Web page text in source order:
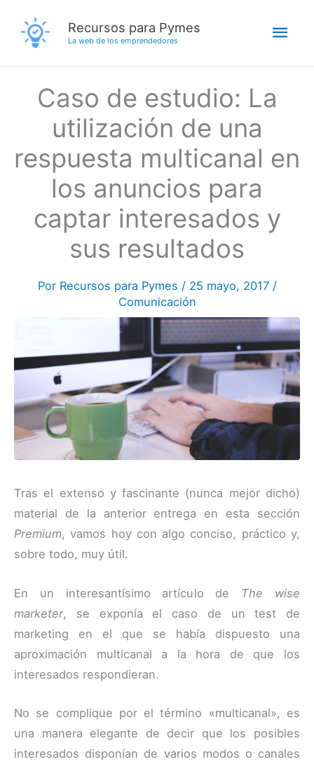
contenido
Recursos para Pymes
La web de los emprendedores
Caso de estudio: La
utilización de una
respuesta multicanal en
los anuncios para
captar interesados y
sus resultados
Por Recursos para Pymes / 25 mayo, 2017 /
Comunicación
Tras el extenso y fascinante (nunca mejor dicho)
material de la anterior entrega en esta sección
Premium, vamos hoy con algo conciso, práctico y,
sobre todo, muy útil.
En un interesantísimo artículo de The wise
marketer, se exponía el caso de un test de
marketing en el que se había dispuesto una
aproximación multicanal a la hora de que los
interesados respondieran.
No se complique por el término «multicanal», es
una manera elegante de decir que los posibles
interesados disponían de varios modos o canales